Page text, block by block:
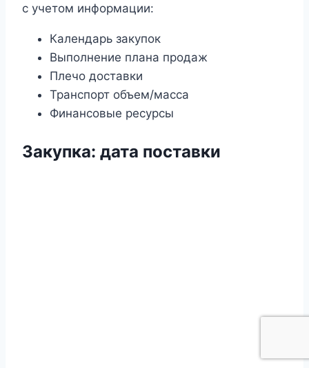
с учетом информации:
Календарь закупок
Выполнение плана продаж
Плечо доставки
Транспорт объем/масса
Финансовые ресурсы
Закупка: дата поставки